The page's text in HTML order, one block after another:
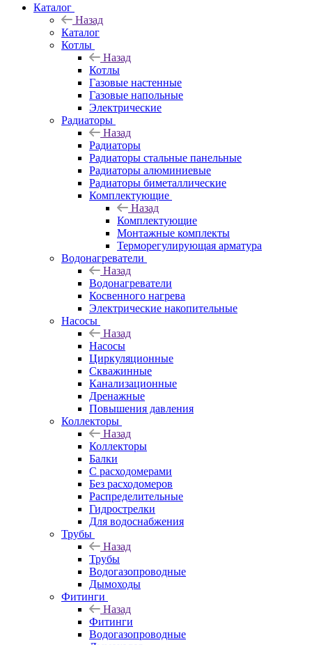
Каталог
Назад
Каталог
Котлы
Назад
Котлы
Газовые настенные
Газовые напольные
Электрические
Радиаторы
Назад
Радиаторы
Радиаторы стальные панельные
Радиаторы алюминиевые
Радиаторы биметаллические
Комплектующие
Назад
Комплектующие
Монтажные комплекты
Терморегулирующая арматура
Водонагреватели
Назад
Водонагреватели
Косвенного нагрева
Электрические накопительные
Насосы
Назад
Насосы
Циркуляционные
Скважинные
Канализационные
Дренажные
Повышения давления
Коллекторы
Назад
Коллекторы
Балки
С расходомерами
Без расходомеров
Распределительные
Гидрострелки
Для водоснабжения
Трубы
Назад
Трубы
Водогазопроводные
Дымоходы
Фитинги
Назад
Фитинги
Водогазопроводные